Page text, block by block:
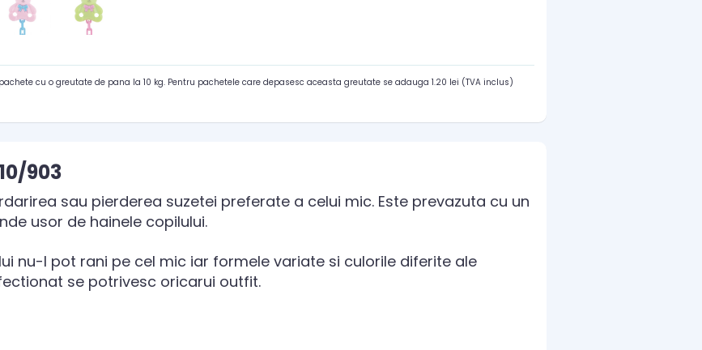
cu o greutate de pana la 10 kg. Pentru pachetele care depasesc aceasta greutate se adauga 1.20 lei (TVA inclus)
903
sau pierderea suzetei preferate a celui mic. Este prevazuta cu un
usor de hainele copilului.
nu-l pot rani pe cel mic iar formele variate si culorile diferite ale
se potrivesc oricarui outfit.